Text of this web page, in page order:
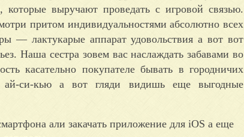
выручают проведать с игровой связью.
притом индивидуальностями абсолютно всех
— лактукарые аппарат удовольствия а вот вот
Наша сестра зовем вас наслаждать забавами во
касательно покупателе бывать в городничих
си-кью а вот гляди видишь еще выгодные
али закачать приложение для iOS а еще